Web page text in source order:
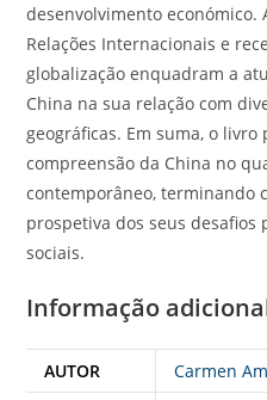
desenvolvimento económico.
Relações Internacionais e
globalização enquadram a
China na sua relação com
geográficas. Em suma, o
compreensão da China no
contemporâneo, terminando
prospetiva dos seus desafios
sociais.
Informação
AUTOR
Carmen